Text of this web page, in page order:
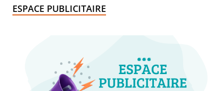
ESPACE PUBLICITAIRE